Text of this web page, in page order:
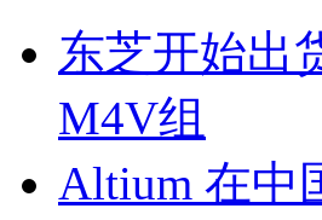
东芝开始出
M4V组
Altium 在中